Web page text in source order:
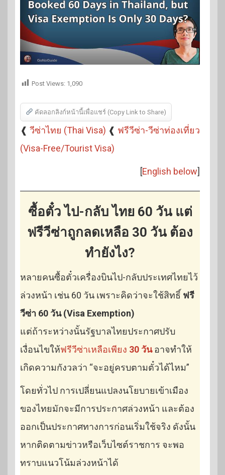
Post Views: 1,090
คัดลอกลิงก์หน้านี้เพื่อแชร์ (Copy Link to Share)
❰ วีซ่าไทย (Thai Visa) ❰ ฟรีวีซ่า-วีซ่าท่องเที่ยว
(Visa-Free/Tourist Visa)
[English below]
ซื้อตั๋ว ไป-กลับ ไทย 60 วัน แต่
ฟรีวีซ่าถูกลดเหลือ 30 วัน ต้อง
ทำยังไง?
หลายคนซื้อตั๋วเครื่องบินไป-กลับประเทศไทยไว้
ล่วงหน้า เช่น 60 วัน เพราะคิดว่าจะใช้สิทธิ์ ฟรี
วีซ่า 60 วัน (Visa Exemption)
แต่ถ้าระหว่างนั้นรัฐบาลไทยประกาศปรับ
เงื่อนไขให้ฟรีวีซ่าเหลือเพียง 30 วันอาจทำให้
เกิดความกังวลว่า “จะอยู่ครบตามตั๋วได้ไหม”
โดยทั่วไป การเปลี่ยนแปลงนโยบายเข้าเมือง
ของไทยมักจะมีการประกาศล่วงหน้า และต้อง
ออกเป็นประกาศทางการก่อนเริ่มใช้จริง ดังนั้น
หากติดตามข่าวหรือเว็บไซต์ราชการ จะพอ
ทราบแนวโน้มล่วงหน้าได้